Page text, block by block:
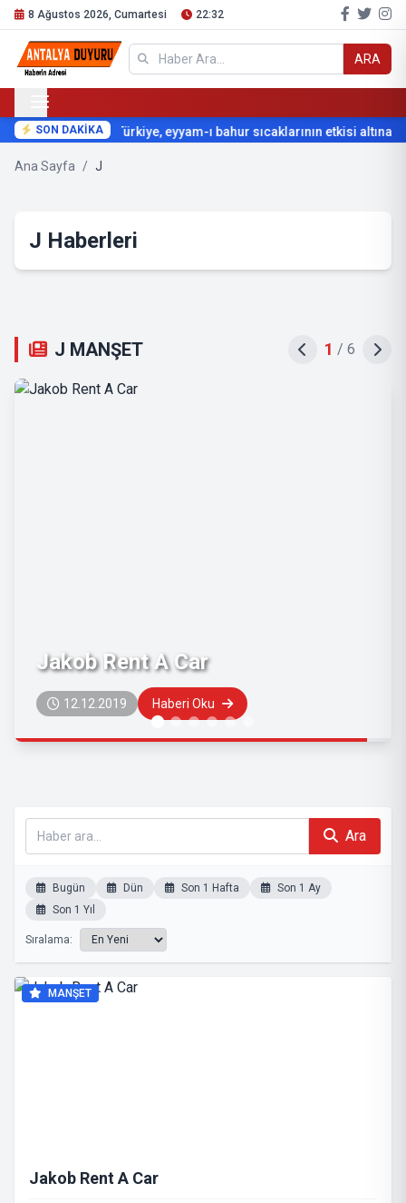
8 Ağustos 2026, Cumartesi 22:32
ARA
SON DAKİKATürkiye, eyyam-ı bahur sıcaklarının etkisi altına
Ana Sayfa / J
J Haberleri
J MANŞET 2 / 6
Müdürlüğü'ne Nasıl Gidilir?
05.12.2019 Haberi Oku
Ara
Bugün Dün Son 1 Hafta
Son 1 Ay
Son 1 Yıl
Sıralama:
MANŞET
Jakob Rent A Car